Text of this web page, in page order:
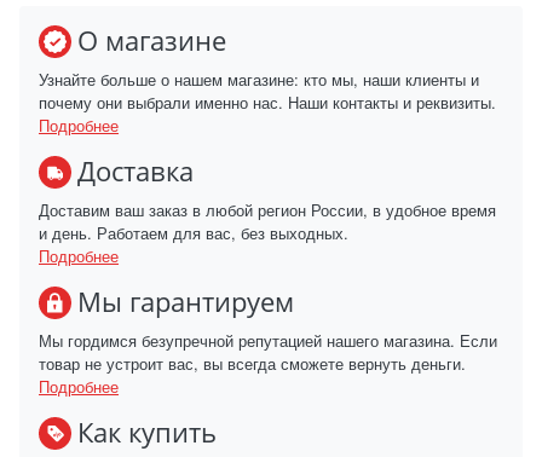
О магазине
Узнайте больше о нашем магазине: кто мы, наши клиенты и
почему они выбрали именно нас. Наши контакты и реквизиты.
Подробнее
Доставка
Доставим ваш заказ в любой регион России, в удобное время
и день. Работаем для вас, без выходных.
Подробнее
Мы гарантируем
Мы гордимся безупречной репутацией нашего магазина. Если
товар не устроит вас, вы всегда сможете вернуть деньги.
Подробнее
Как купить